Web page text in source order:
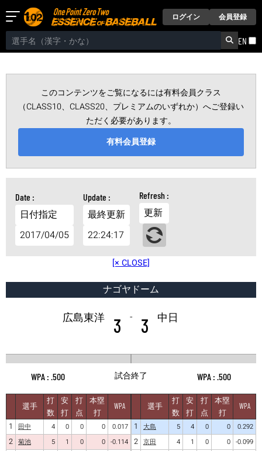
ログイン 会員登録
EN
このコンテンツをご覧になるには有料会員クラス
（CLASS10、CLASS20、プレミアムのいずれか）へご登録い
ただく必要があります。
有料会員登録
日付指定
2017/04/05
最終更新
22:24:17
更新
[× CLOSE]
ナゴヤドーム
広島東洋 3 - 3 中日
.500 試合終了 .500
選手
打
数
安
打
打
点
本塁
打
WPA
1 田中 4 0 0 0 0.017
2 菊池 5 1 0 0 -0.114
選手
打
数
安
打
打
点
本塁
打
WPA
1 大島 5 4 0 0 0.292
2 京田 4 1 0 0 -0.099